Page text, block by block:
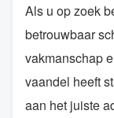
Als u op zoek
betrouwbaar
vakmanschap
vaandel heeft
aan het juiste